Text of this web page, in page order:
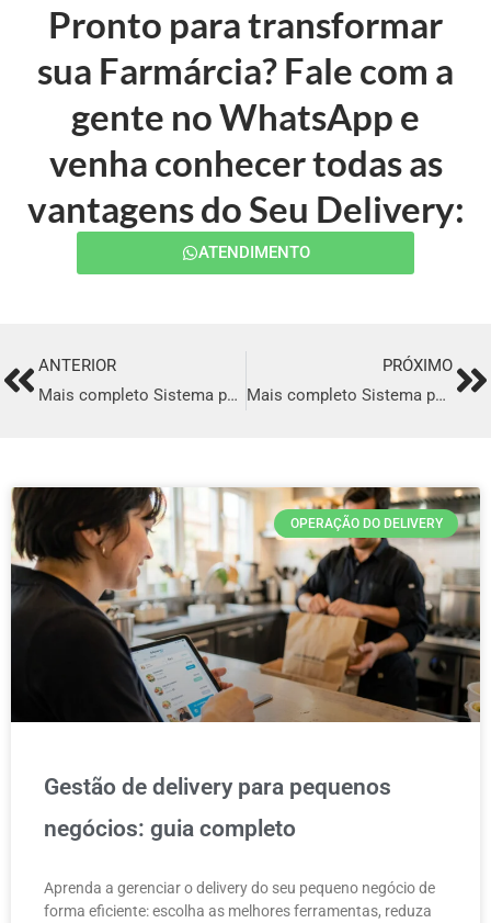
Pronto para transformar
sua Farmárcia? Fale com a
gente no WhatsApp e
venha conhecer todas as
vantagens do Seu Delivery:
ATENDIMENTO
PrevANTERIOR
Mais completo Sistema para Delivery em Ferraz de Vasconcelos
PRÓXIMO
Mais completo Sistema para Delivery em Teresópolis
OPERAÇÃO DO DELIVERY
Gestão de delivery para pequenos
negócios: guia completo
Aprenda a gerenciar o delivery do seu pequeno negócio de
forma eficiente: escolha as melhores ferramentas, reduza